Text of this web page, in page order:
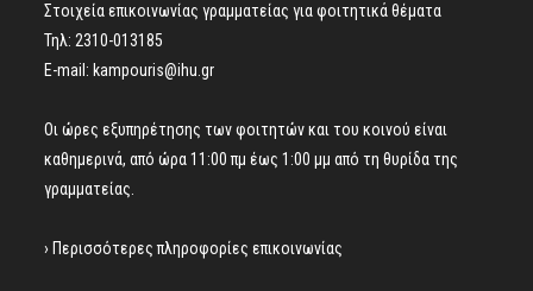
Στοιχεία επικοινωνίας γραμματείας για φοιτητικά θέματα
Τηλ: 2310-013185
E-mail: kampouris@ihu.gr
Οι ώρες εξυπηρέτησης των φοιτητών και του κοινού είναι
καθημερινά, από ώρα 11:00 πμ έως 1:00 μμ από τη θυρίδα της
γραμματείας.
› Περισσότερες πληροφορίες επικοινωνίας